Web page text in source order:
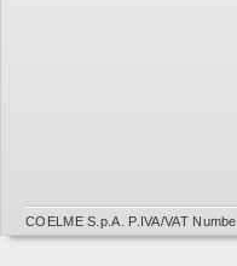
COELME S.p.A. P.IVA/VAT